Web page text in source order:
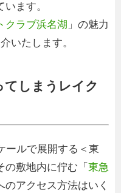
ます。
クラブ浜名湖 」の魅力
いたします。
てしまうレイク
ールで展開する＜東
敷地内に佇む「 東急
のアクセス方法はいく